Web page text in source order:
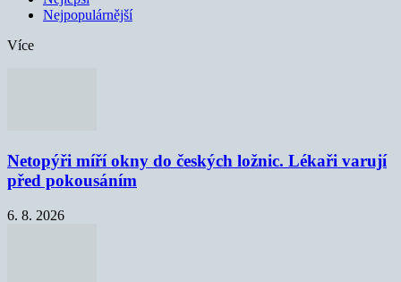
Nejpopulárnější
Více
Netopýři míří okny do českých ložnic. Lékaři varují
před pokousáním
6. 8. 2026